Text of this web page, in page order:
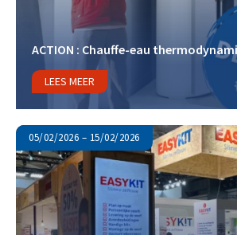
ACTION : Chauffe-eau
LEES MEER
05/02/2026 – 15/02/2026